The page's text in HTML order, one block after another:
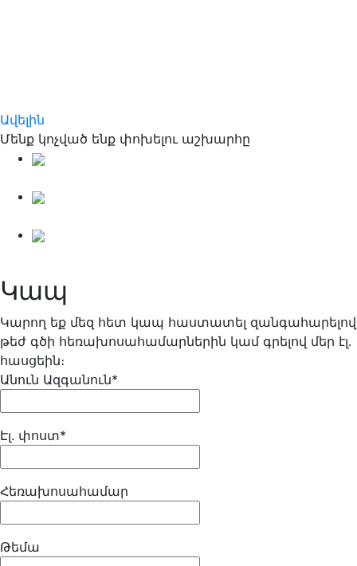
Ավելին
Մենք կոչված ենք փոխելու աշխարհը
Կապ
Կարող եք մեզ հետ կապ հաստատել զանգահարելով
թեժ գծի հեռախոսահամարներին կամ գրելով մեր էլ․
հասցեին։
Անուն Ազգանուն*
Էլ. փոստ*
Հեռախոսահամար
Թեմա